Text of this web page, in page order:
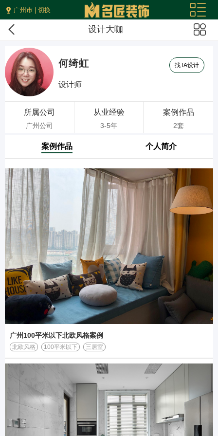
广州市 | 切换
设计大咖
何绮虹
设计师
找TA设计
所属公司
广州公司
从业经验
3-5年
案例作品
2套
案例作品 个人简介
广州100平米以下北欧风格案例
北欧风格 100平米以下 三居室